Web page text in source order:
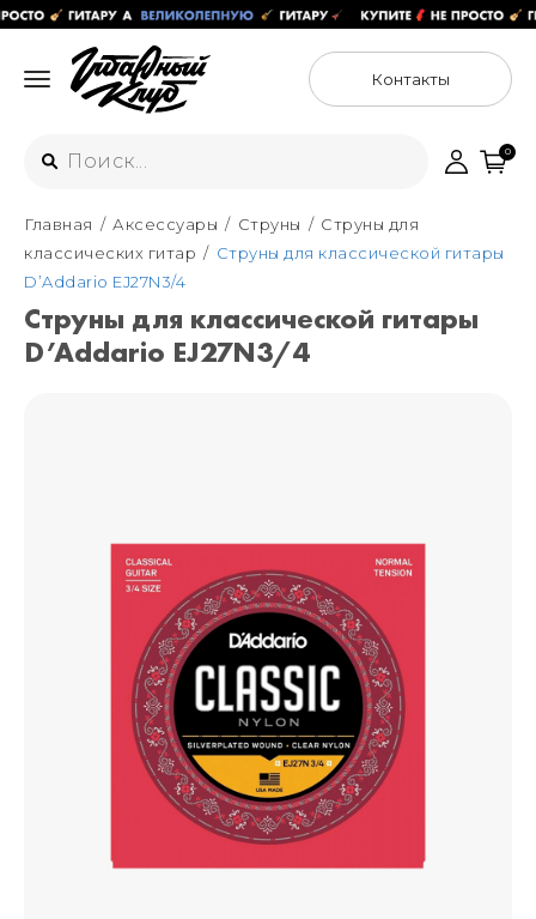
Контакты
Интернет-магазин
+7 (925) 125-54-44
Москва
+7 (925) 176-55-65
ул. Большая Новодмитровская 36с15,
Санкт-Петербург
0
Главная Аксессуары Струны
Струны для
классических гитар
Струны для классической гитары
D’Addario EJ27N3/4
Струны для классической гитары
D’Addario EJ27N3/4